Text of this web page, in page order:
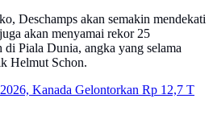
Deschamps akan semakin mendekati
akan menyamai rekor 25
di Piala Dunia, angka yang selama
Helmut Schon.
Kanada Gelontorkan Rp 12,7 T